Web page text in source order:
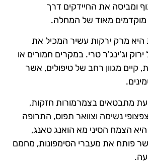
ומביסה את החיידקים דרך
מוקדמים מאוד של המחלה.
היא מרק ירקות עשיר המכיל את
וג'ינג'ר טרי. במקרים חמורים או
מגוון רחב של טיפולים, אשר
מתבטאים בצמרמורות חזקות,
נשימה וצוואר תפוס, התרופה
הצמח הסיני מא הואנג טאנג,
פותח את מעברי הסימפונות, מחמם